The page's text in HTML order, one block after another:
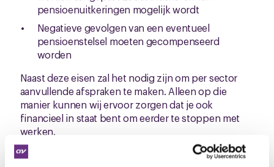
pensioenuitkeringen mogelijk wordt
Negatieve gevolgen van een eventueel
pensioenstelsel moeten gecompenseerd
worden
Naast deze eisen zal het nodig zijn om per sector
aanvullende afspraken te maken. Alleen op die
manier kunnen wij ervoor zorgen dat je ook
financieel in staat bent om eerder te stoppen met
werken.
Ultimatum